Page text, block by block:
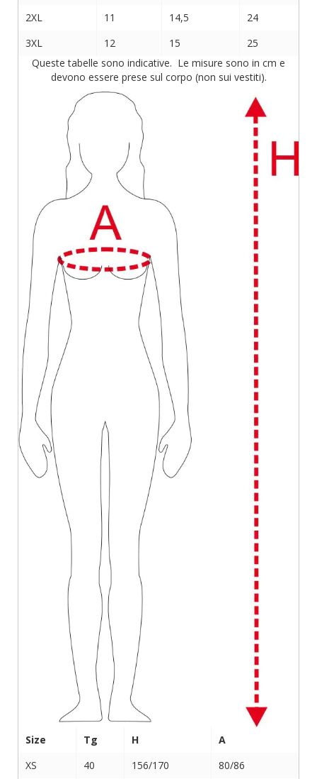
2XL
11 14,5
24
3XL
12 15
25
Queste tabelle sono indicative. Le misure sono in cm e
devono essere prese sul corpo (non sui vestiti).
Size Tg H
A
XS
40 156/170
80/86